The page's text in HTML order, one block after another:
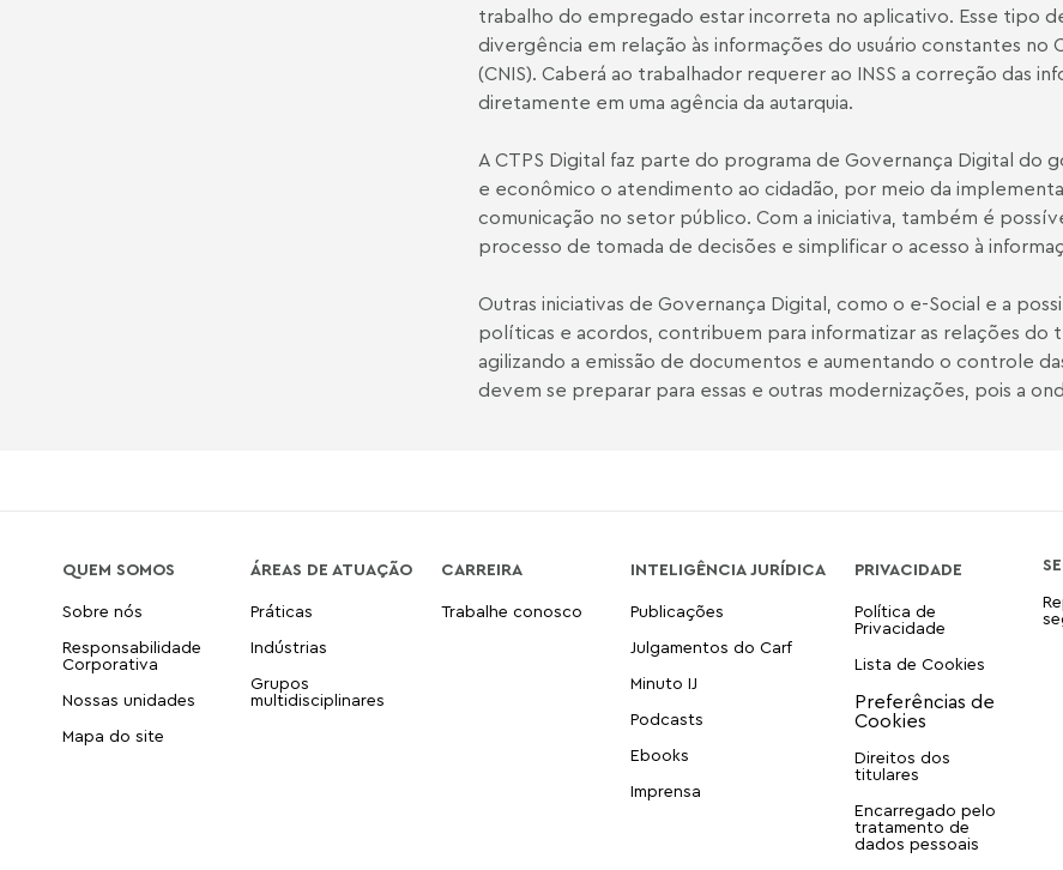
trabalho do empregado estar incorreta no aplicativo. Esse tipo
divergência em relação às informações do usuário constantes no
(CNIS). Caberá ao trabalhador requerer ao INSS a correção das
diretamente em uma agência da autarquia.
A CTPS Digital faz parte do programa de Governança Digital do
e econômico o atendimento ao cidadão, por meio da
comunicação no setor público. Com a iniciativa, também é
processo de tomada de decisões e simplificar o acesso à
Outras iniciativas de Governança Digital, como o e-Social e a
políticas e acordos, contribuem para informatizar as relações do
agilizando a emissão de documentos e aumentando o controle
devem se preparar para essas e outras modernizações, pois a
QUEM SOMOS
Sobre nós
Responsabilidade
Corporativa
Nossas unidades
Mapa do site
ÁREAS DE ATUAÇÃO
Práticas
Indústrias
Grupos
multidisciplinares
CARREIRA
Trabalhe conosco
INTELIGÊNCIA JURÍDICA
Publicações
Julgamentos do Carf
Minuto IJ
Podcasts
Ebooks
Imprensa
PRIVACIDADE
Política de
Privacidade
Lista de Cookies
Direitos dos
titulares
Encarregado pelo
tratamento de
dados pessoais